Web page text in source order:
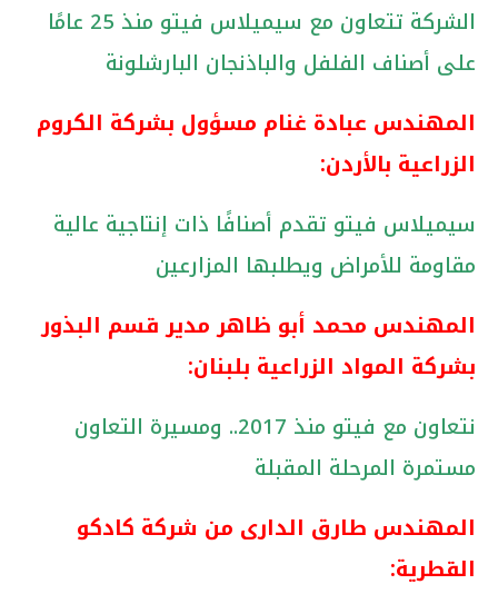
الشركة تتعاون مع سيميلاس فيتو منذ 25 عامًا
على أصناف الفلفل والباذنجان البارشلونة
المهندس عبادة غنام مسؤول بشركة الكروم
الزراعية بالأردن:
سيميلاس فيتو تقدم أصنافًا ذات إنتاجية عالية
مقاومة للأمراض ويطلبها المزارعين
المهندس محمد أبو ظاهر مدير قسم البذور
بشركة المواد الزراعية بلبنان:
نتعاون مع فيتو منذ 2017.. ومسيرة التعاون
مستمرة المرحلة المقبلة
المهندس طارق الدارى من شركة كادكو
القطرية: